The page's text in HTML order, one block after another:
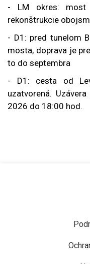
- LM okres:
rekonštrukcie
- D1: pred tunelom
mosta, doprava je
to do septembra
- D1: cesta od
uzatvorená.
2026 do 18:00 hod.